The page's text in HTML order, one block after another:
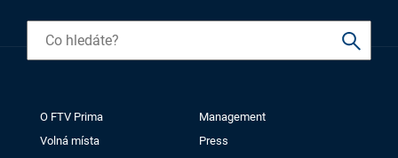
O FTV Prima
Management
Volná místa
Press